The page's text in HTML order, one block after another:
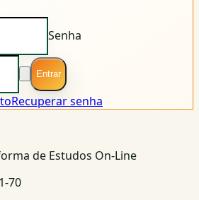
Senha
Entrar
Recuperar senha
de Estudos On-Line
70